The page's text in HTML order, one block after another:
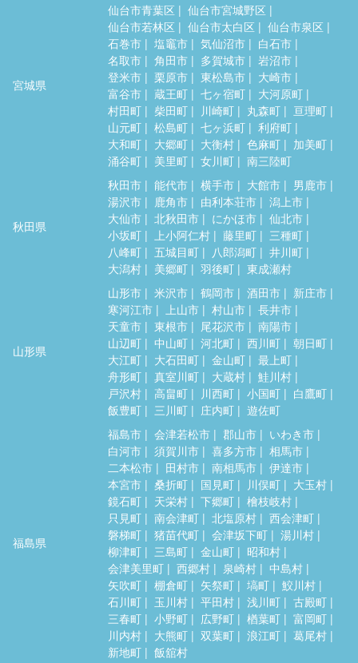
宮城県
仙台市青葉区
仙台市宮城野区
仙台市若林区
仙台市太白区
仙台市泉区
石巻市
塩竈市 気仙沼市
白石市
名取市
角田市 多賀城市
岩沼市
登米市
栗原市 東松島市
大崎市
富谷市
蔵王町 七ヶ宿町
大河原町
村田町
柴田町 川崎町 丸森町
亘理町
山元町
松島町 七ヶ浜町
利府町
大和町
大郷町 大衡村 色麻町
加美町
涌谷町
美里町 女川町 南三陸町
秋田県
秋田市 能代市 横手市 大館市
男鹿市
湯沢市
鹿角市 由利本荘市
潟上市
大仙市
北秋田市 にかほ市
仙北市
小坂町
上小阿仁村 藤里町
三種町
八峰町
五城目町 八郎潟町
井川町
大潟村
美郷町 羽後町 東成瀬村
山形県
山形市 米沢市 鶴岡市 酒田市
新庄市
寒河江市
上山市 村山市
長井市
天童市
東根市 尾花沢市
南陽市
山辺町
中山町 河北町 西川町
朝日町
大江町
大石田町 金山町
最上町
舟形町
真室川町 大蔵村
鮭川村
戸沢村
高畠町 川西町 小国町
白鷹町
飯豊町
三川町 庄内町 遊佐町
福島県
福島市 会津若松市 郡山市
いわき市
白河市
須賀川市 喜多方市
相馬市
二本松市
田村市 南相馬市
伊達市
本宮市
桑折町 国見町 川俣町
大玉村
鏡石町
天栄村 下郷町
檜枝岐村
只見町
南会津町 北塩原村
西会津町
磐梯町
猪苗代町 会津坂下町
湯川村
柳津町
三島町 金山町
昭和村
会津美里町
西郷村 泉崎村
中島村
矢吹町
棚倉町 矢祭町 塙町
鮫川村
石川町
玉川村 平田村 浅川町
古殿町
三春町
小野町 広野町 楢葉町
富岡町
川内村
大熊町 双葉町 浪江町
葛尾村
新地町
飯舘村